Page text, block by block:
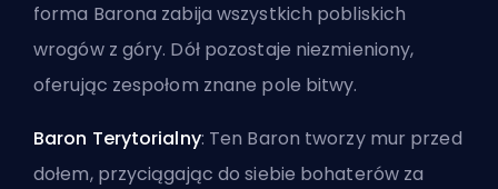
forma Barona zabija wszystkich pobliskich
wrogów z góry. Dół pozostaje niezmieniony,
oferując zespołom znane pole bitwy.
Baron Terytorialny: Ten Baron tworzy mur przed
dołem, przyciągając do siebie bohaterów za